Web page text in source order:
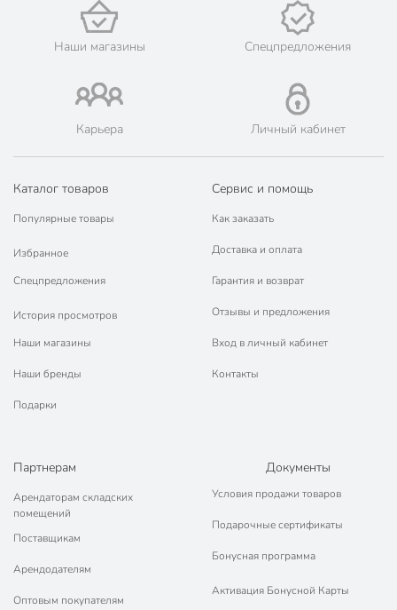
Наши магазины Спецпредложения
Карьера Личный кабинет
Каталог товаров
Популярные товары
Избранное
Спецпредложения
История просмотров
Наши магазины
Наши бренды
Подарки
Сервис и помощь
Как заказать
Доставка и оплата
Гарантия и возврат
Отзывы и предложения
Вход в личный кабинет
Контакты
Партнерам
Арендаторам складских
помещений
Поставщикам
Арендодателям
Оптовым покупателям
Документы
Условия продажи товаров
Подарочные сертификаты
Бонусная программа
Активация Бонусной Карты